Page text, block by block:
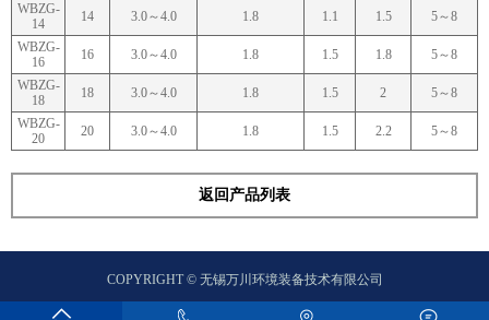
WBZG-
14
14 3.0～4.0 1.8 1.1 1.5
5～8
WBZG-
16
16 3.0～4.0 1.8 1.5 1.8
5～8
WBZG-
18
18 3.0～4.0 1.8 1.5 2
5～8
WBZG-
20
20 3.0～4.0 1.8 1.5 2.2 5～8
返回产品列表
COPYRIGHT © 无锡万川环境装备技术有限公司